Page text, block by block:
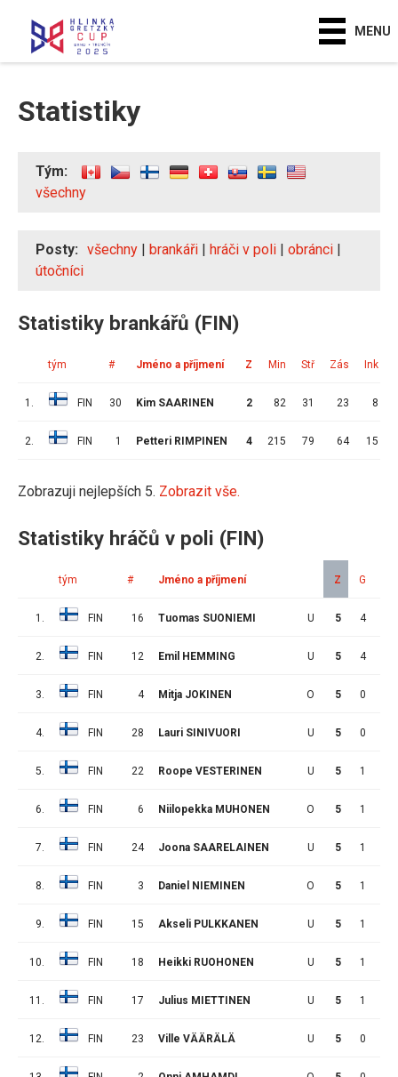
MENU
Statistiky
Tým:
všechny
Posty: všechny | brankáři | hráči v poli | obránci |
útočníci
Statistiky brankářů (FIN)
tým # Jméno a příjmení Z Min Stř Zás Ink
1. FIN 30 Kim SAARINEN 2 82 31 23 8
2. FIN 1 Petteri RIMPINEN 4 215 79 64 15
Zobrazuji nejlepších 5. Zobrazit vše.
Statistiky hráčů v poli (FIN)
tým # Jméno a příjmení Z G
1. FIN 16 Tuomas SUONIEMI U 5 4
2. FIN 12 Emil HEMMING U 5 4
3. FIN 4 Mitja JOKINEN O 5 0
4. FIN 28 Lauri SINIVUORI U 5 0
5. FIN 22 Roope VESTERINEN U 5 1
6. FIN 6 Niilopekka MUHONEN O 5 1
7. FIN 24 Joona SAARELAINEN U 5 1
8. FIN 3 Daniel NIEMINEN O 5 1
9. FIN 15 Akseli PULKKANEN U 5 1
10. FIN 18 Heikki RUOHONEN U 5 1
11. FIN 17 Julius MIETTINEN U 5 1
12. FIN 23 Ville VÄÄRÄLÄ U 5 0